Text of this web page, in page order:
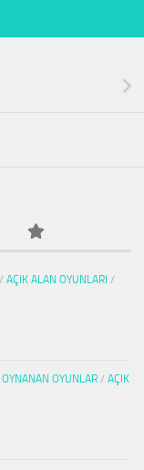
/ AÇIK ALAN OYUNLARI /
OYUNLAR / AÇIK